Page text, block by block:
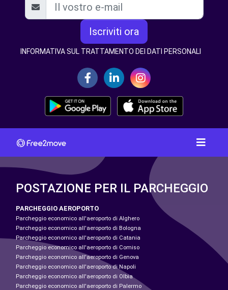
Iscriviti ora
INFORMATIVA SUL TRATTAMENTO DEI DATI PERSONALI
POSTAZIONE PER IL PARCHEGGIO
PARCHEGGIO AEROPORTO
Parcheggio economico all'aeroporto di Alghero
Parcheggio economico all'aeroporto di Bologna
Parcheggio economico all'aeroporto di Catania
Parcheggio economico all'aeroporto di Comiso
Parcheggio economico all'aeroporto di Genova
Parcheggio economico all'aeroporto di Napoli
Parcheggio economico all'aeroporto di Olbia
Parcheggio economico all'aeroporto di Palermo